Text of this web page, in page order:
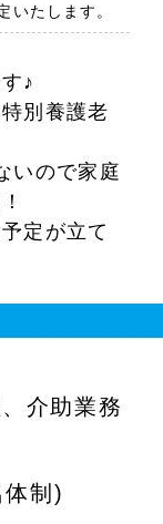
いたします。
♪
別養護老
いので家庭
定が立て
介助業務
制)